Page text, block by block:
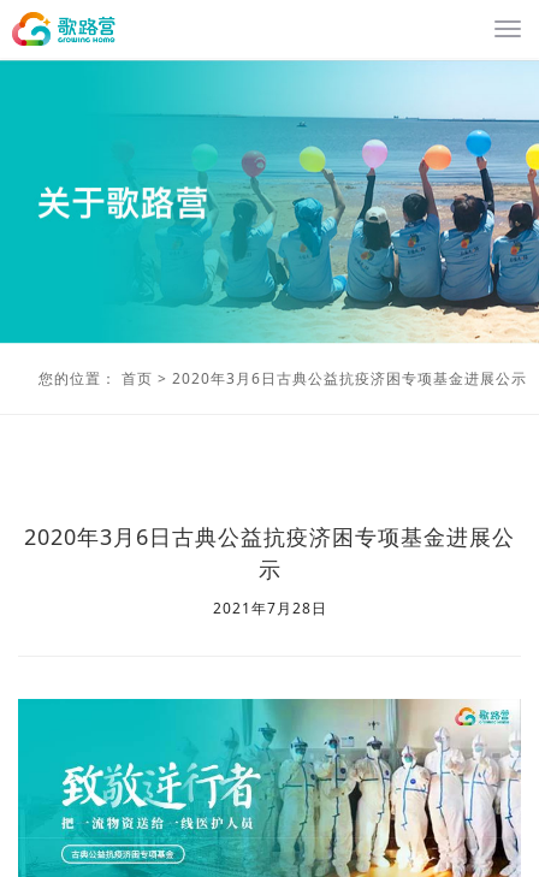
您的位置： 首页 > 2020年3月6日古典公益抗疫济困专项基金进展公示
2020年3月6日古典公益抗疫济困专项基金进展公
示
2021年7月28日